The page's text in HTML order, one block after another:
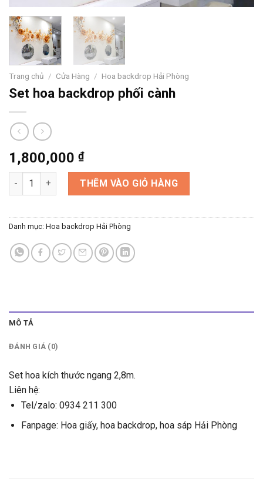
Trang chủ / Cửa Hàng / Hoa backdrop Hải Phòng
Set hoa backdrop phối cành
1,800,000 ₫
Set hoa backdrop phối cành số lượng
THÊM VÀO GIỎ HÀNG
Danh mục: Hoa backdrop Hải Phòng
MÔ TẢ
ĐÁNH GIÁ (0)
Set hoa kích thước ngang 2,8m.
Liên hệ:
Tel/zalo: 0934 211 300
Fanpage: Hoa giấy, hoa backdrop, hoa sáp Hải Phòng